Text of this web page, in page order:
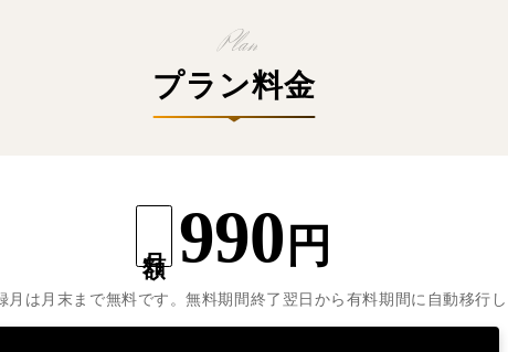
プラン料金
990 円
は月末まで無料です。無料期間終了翌日から有料期間に自動移行し